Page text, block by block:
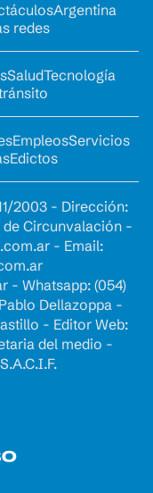
Argentina
redes
SaludTecnología
EmpleosServicios
Edictos
2003 - Dirección:
de Circunvalación -
- Email:
- Whatsapp: (054)
Dellazoppa -
- Editor Web:
del medio -